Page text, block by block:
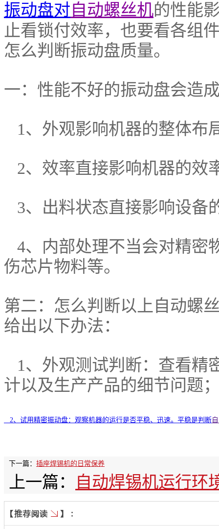
振动盘对自动螺丝机的性能
止看锁付效率，也要看各组
怎么判断振动盘质量。
一：性能不好的振动盘会造
1、外观影响机器的整体布
2、效率直接影响机器的效
3、出料状态直接影响设备
4、内部处理不当会对精密
伤芯片物料等。
第二：怎么判断以上自动螺
给出以下办法：
1、外观测试判断：查看精
计以及生产产品的细节问题
2、试用精密振动盘：观察机器的运行是否平稳、迅速。平稳是判断
下一篇： 插座焊锡机的日常保养
上一篇： 自动焊锡机运行环